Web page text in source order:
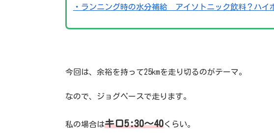
・ランニング時の水分補給 アイソトニック飲料？ハイ
今回は、余裕を持って25kmを走り切るのがテーマ。
なので、ジョグペースで走ります。
私の場合はキロ5:30〜40くらい。